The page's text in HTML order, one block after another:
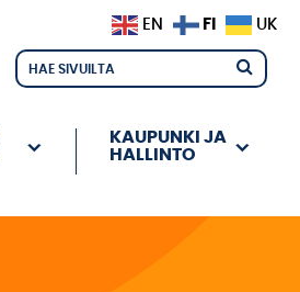
KAUPUNKI JA
HALLINTO
EN FI UK